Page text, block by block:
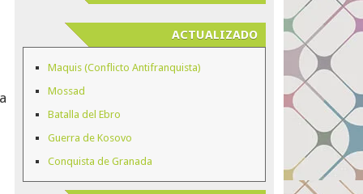
ACTUALIZADO
Maquis (Conflicto Antifranquista)
Mossad
Batalla del Ebro
Guerra de Kosovo
Conquista de Granada